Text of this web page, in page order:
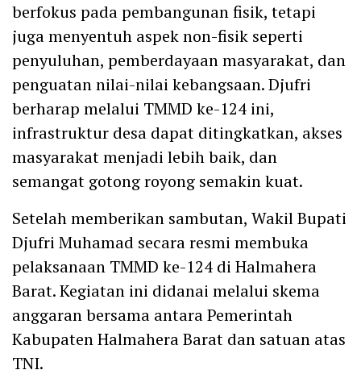
berfokus pada pembangunan fisik, tetapi
juga menyentuh aspek non-fisik seperti
penyuluhan, pemberdayaan masyarakat, dan
penguatan nilai-nilai kebangsaan. Djufri
berharap melalui TMMD ke-124 ini,
infrastruktur desa dapat ditingkatkan, akses
masyarakat menjadi lebih baik, dan
semangat gotong royong semakin kuat.
Setelah memberikan sambutan, Wakil Bupati
Djufri Muhamad secara resmi membuka
pelaksanaan TMMD ke-124 di Halmahera
Barat. Kegiatan ini didanai melalui skema
anggaran bersama antara Pemerintah
Kabupaten Halmahera Barat dan satuan atas
TNI.